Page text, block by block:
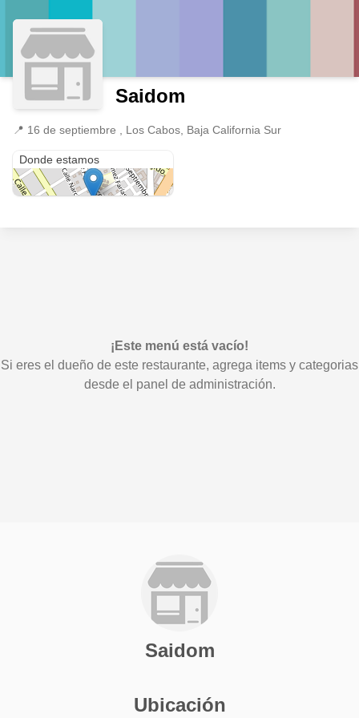
Saidom
📍 16 de septiembre , Los Cabos, Baja California Sur
Donde estamos
¡Este menú está vacío!
Si eres el dueño de este restaurante, agrega items y categorias
desde el panel de administración.
Saidom
Ubicación